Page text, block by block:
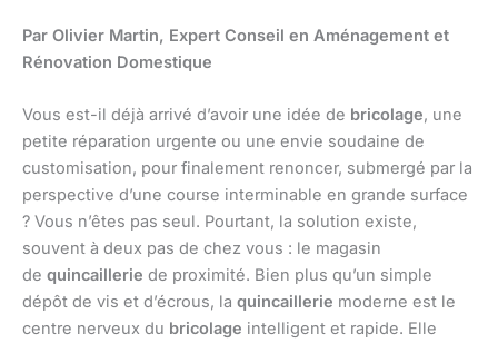
Par Olivier Martin, Expert Conseil en Aménagement et
Rénovation Domestique
Vous est-il déjà arrivé d’avoir une idée de bricolage, une
petite réparation urgente ou une envie soudaine de
customisation, pour finalement renoncer, submergé par la
perspective d’une course interminable en grande surface
? Vous n’êtes pas seul. Pourtant, la solution existe,
souvent à deux pas de chez vous : le magasin
de quincaillerie de proximité. Bien plus qu’un simple
dépôt de vis et d’écrous, la quincaillerie moderne est le
centre nerveux du bricolage intelligent et rapide. Elle